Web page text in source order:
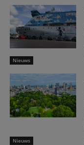
Nieuws
Nieuws